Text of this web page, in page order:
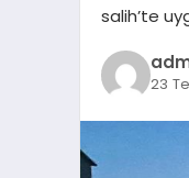
salih’te
23